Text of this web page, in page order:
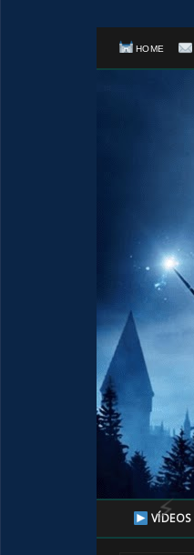
HOME
VÍDEOS